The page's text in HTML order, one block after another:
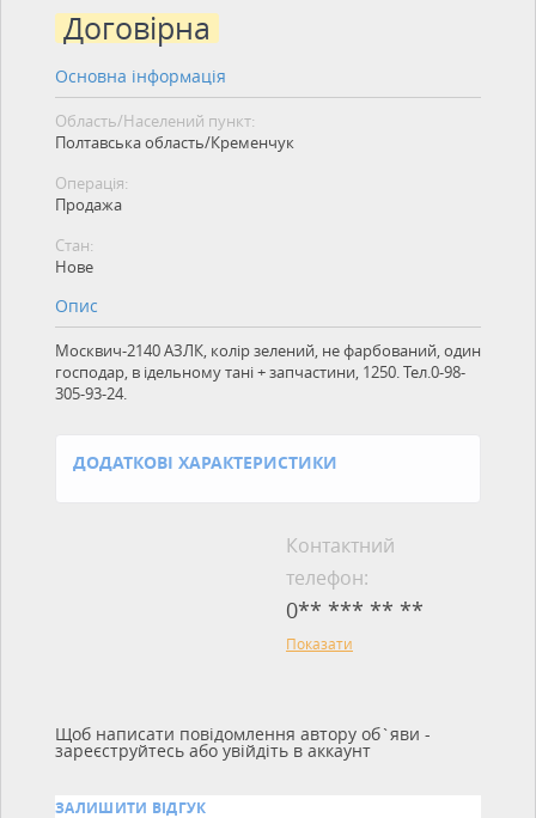
Договірна
Основна інформація
Область/Населений пункт:
Полтавська область/Кременчук
Операція:
Продажа
Стан:
Нове
Опис
Москвич-2140 АЗЛК, колір зелений, не фарбований, один
господар, в ідельному тані + запчастини, 1250. Тел.0-98-
305-93-24.
ДОДАТКОВІ ХАРАКТЕРИСТИКИ
Контактний
телефон:
0** *** ** **
Показати
Щоб написати повідомлення автору об`яви -
зареєструйтесь або увійдіть в аккаунт
ЗАЛИШИТИ ВІДГУК